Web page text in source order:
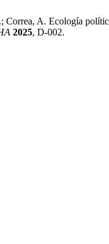
A. Ecología
2025, D-002.